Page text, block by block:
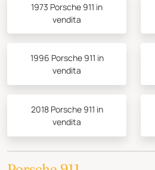
1973 Porsche 911 in
vendita
1996 Porsche 911 in
vendita
2018 Porsche 911 in
vendita